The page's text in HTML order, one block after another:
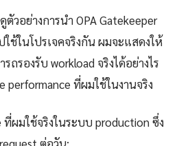
วอย่างการนำ OPA Gatekeeper
ใช้ในโปรเจคจริงกัน ผมจะแสดงให้
ถรองรับ workload จริงได้อย่างไร
ที่ผมใช้ในงานจริง
ที่ผมใช้จริงในระบบ production ซึ่ง
ต่อวัน: